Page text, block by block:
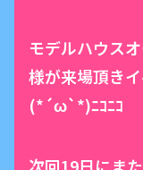
モデルハウス
様が来場頂き
(*´ω`*)ﾆｺﾆｺ